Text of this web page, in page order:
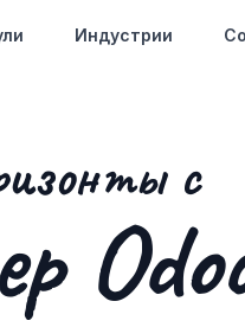
Индустрии
с